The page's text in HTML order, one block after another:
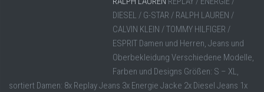
DIESEL / G-STAR / RALPH LAUREN /
CALVIN KLEIN / TOMMY HILFIGER /
ESPRIT Damen und Herren, Jeans und
Oberbekleidung Verschiedene Modelle,
Farben und Designs Größen: S – XL,
sortiert Damen: 8x Replay Jeans 3x Energie Jacke 2x Diesel Jeans 1x